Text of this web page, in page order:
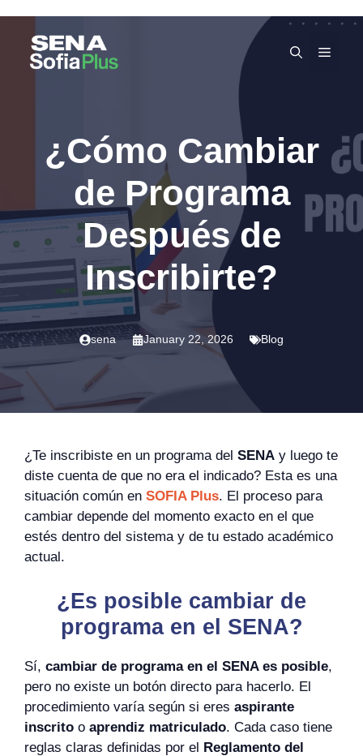
content
¿Cómo Cambiar
de Programa
Después de
Inscribirte?
sena January 22, 2026 Blog
¿Te inscribiste en un programa del SENA y luego te
diste cuenta de que no era el indicado? Esta es una
situación común en SOFIA Plus. El proceso para
cambiar depende del momento exacto en el que
estés dentro del sistema y de tu estado académico
actual.
¿Es posible cambiar de
programa en el SENA?
Sí, cambiar de programa en el SENA es posible,
pero no existe un botón directo para hacerlo. El
procedimiento varía según si eres aspirante
inscrito o aprendiz matriculado. Cada caso tiene
reglas claras definidas por el Reglamento del